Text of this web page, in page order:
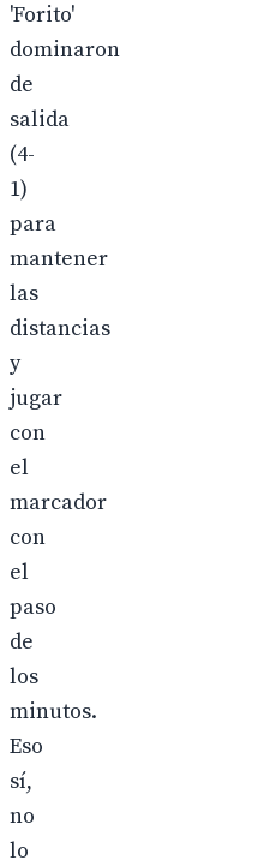
'Forito'
dominaron
de
salida
(4-
1)
para
mantener
las
distancias
y
jugar
con
el
marcador
con
el
paso
de
los
minutos.
Eso
sí,
no
lo